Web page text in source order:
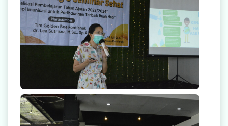
Farmasi
Ambulans
Video Edukasi Kesehatan
Majalah